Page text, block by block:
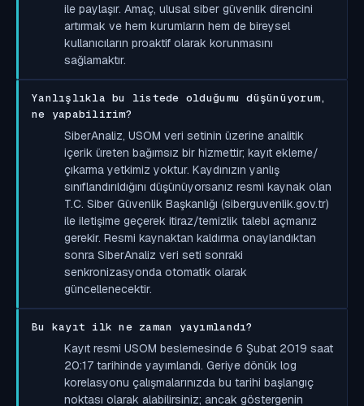
ile paylaşır. Amaç, ulusal siber güvenlik direncini
artırmak ve hem kurumların hem de bireysel
kullanıcıların proaktif olarak korunmasını
sağlamaktır.
Yanlışlıkla bu listede olduğumu düşünüyorum,
ne yapabilirim?
SiberAnaliz, USOM veri setinin üzerine analitik
içerik üreten bağımsız bir hizmettir; kayıt ekleme/
çıkarma yetkimiz yoktur. Kaydınızın yanlış
sınıflandırıldığını düşünüyorsanız resmi kaynak olan
T.C. Siber Güvenlik Başkanlığı (siberguvenlik.gov.tr)
ile iletişime geçerek itiraz/temizlik talebi açmanız
gerekir. Resmi kaynaktan kaldırma onaylandıktan
sonra SiberAnaliz veri seti sonraki
senkronizasyonda otomatik olarak
güncellenecektir.
Bu kayıt ilk ne zaman yayımlandı?
Kayıt resmi USOM beslemesinde 6 Şubat 2019 saat
20:17 tarihinde yayımlandı. Geriye dönük log
korelasyonu çalışmalarınızda bu tarihi başlangıç
noktası olarak alabilirsiniz; ancak göstergenin